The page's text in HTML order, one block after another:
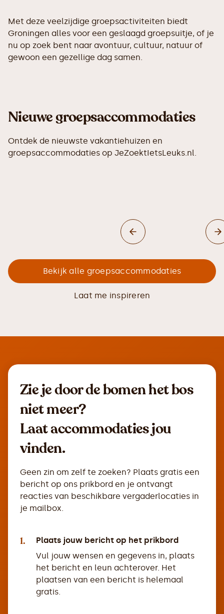
Met deze veelzijdige groepsactiviteiten biedt
Groningen alles voor een geslaagd groepsuitje, of je
nu op zoek bent naar avontuur, cultuur, natuur of
gewoon een gezellige dag samen.
Nieuwe groepsaccommodaties
Ontdek de nieuwste vakantiehuizen en
groepsaccommodaties op JeZoektIetsLeuks.nl.
Bekijk alle groepsaccommodaties
Laat me inspireren
Zie je door de bomen het bos
niet meer?
Laat accommodaties jou
vinden.
Geen zin om zelf te zoeken? Plaats gratis een
bericht op ons prikbord en je ontvangt
reacties van beschikbare vergaderlocaties in
je mailbox.
1.
Plaats jouw bericht op het prikbord
Vul jouw wensen en gegevens in, plaats
het bericht en leun achterover. Het
plaatsen van een bericht is helemaal
gratis.